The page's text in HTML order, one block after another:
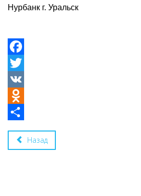
Нурбанк г. Уральск
Facebook
Twitter
VK
Odnoklassniki
Share
Назад